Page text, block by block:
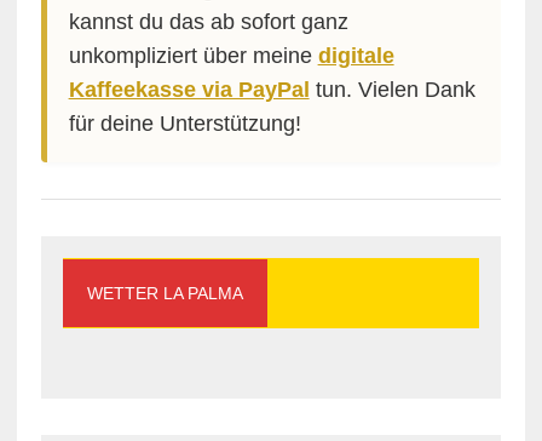
kannst du das ab sofort ganz
unkompliziert über meine digitale
Kaffeekasse via PayPal tun. Vielen Dank
für deine Unterstützung!
WETTER LA PALMA